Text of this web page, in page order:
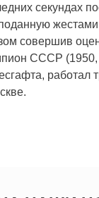
секундах
совершив
СССР
работал